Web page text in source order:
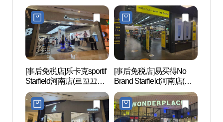
릿지 스타필드 하남점)
南店(난닝구 스타필드 하
남점)
[事后免税店]乐卡克sportif
Starfield河南店(르꼬끄스
포르티브 스타필드 하남
점)
[事后免税店]易买得No
Brand Starfield河南店(노
브랜드 스타필드 하남점)